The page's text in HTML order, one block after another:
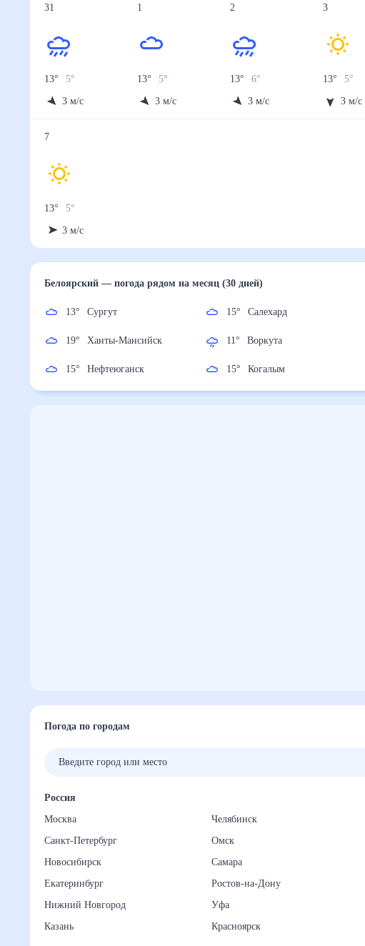
31
13° 5°
3 м/с
1
13° 5°
3 м/с
2
13° 6°
3 м/с
3
13° 5°
3 м/с
7
13° 5°
3 м/с
Белоярский— погода рядомна месяц (30 дней)
13° Сургут
19° Ханты-Мансийск
15° Нефтеюганск
15° Салехард
11° Воркута
15° Когалым
Погода по городам
Россия
Москва
Санкт-Петербург
Новосибирск
Екатеринбург
Нижний Новгород
Казань
Челябинск
Омск
Самара
Ростов-на-Дону
Уфа
Красноярск